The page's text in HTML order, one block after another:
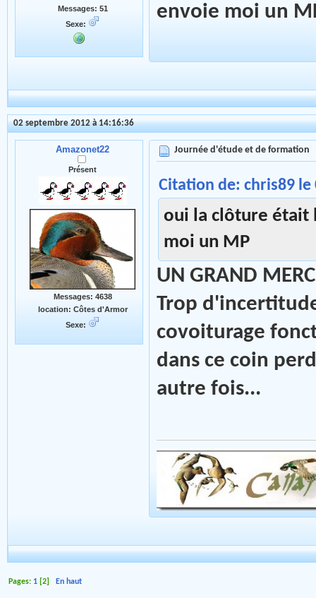
Messages: 51
Sexe:
envoie moi un
02 septembre 2012 à 14:16:36
Amazonet22
Présent
Messages: 4638
location: Côtes d'Armor
Sexe:
Journée d'étude et de formation
Citation de: chris89 le
oui la clôture était
moi un MP
UN GRAND
Trop
covoiturage
dans ce coin
autre fois...
Pages: 1 [2]En haut